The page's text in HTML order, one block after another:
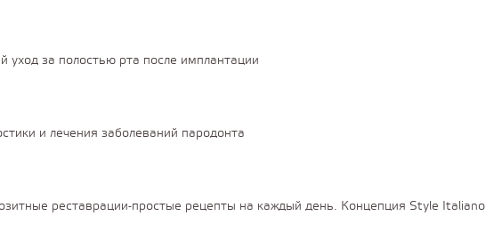
за полостью рта после имплантации
и лечения заболеваний пародонта
реставрации-простые рецепты на каждый день. Концепция Style Italiano